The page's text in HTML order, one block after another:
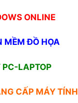
ONLINE
MỀM ĐỒ HỌA
LAPTOP
CẤP MÁY TÍNH